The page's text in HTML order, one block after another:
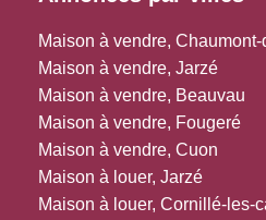
Maison à vendre,
Maison à vendre, Jarzé
Maison à vendre, Beauvau
Maison à vendre, Fougeré
Maison à vendre, Cuon
Maison à louer, Jarzé
Maison à louer, Cornillé-les-